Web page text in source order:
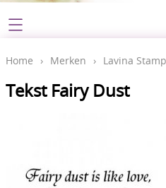
Webshop
Koopjeshoek
****Nieuw****
Lijm - Tape - Magneten
Home
Contact
Video's
Home › Merken › Lavina
Tekst Fairy Dust